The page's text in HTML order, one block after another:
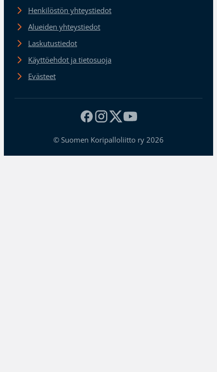
Henkilöstön yhteystiedot
Alueiden yhteystiedot
Laskutustiedot
Käyttöehdot ja tietosuoja
Evästeet
© Suomen Koripalloliitto ry 2026